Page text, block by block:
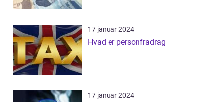
17 januar 2024
Hvad er personfradrag
17 januar 2024